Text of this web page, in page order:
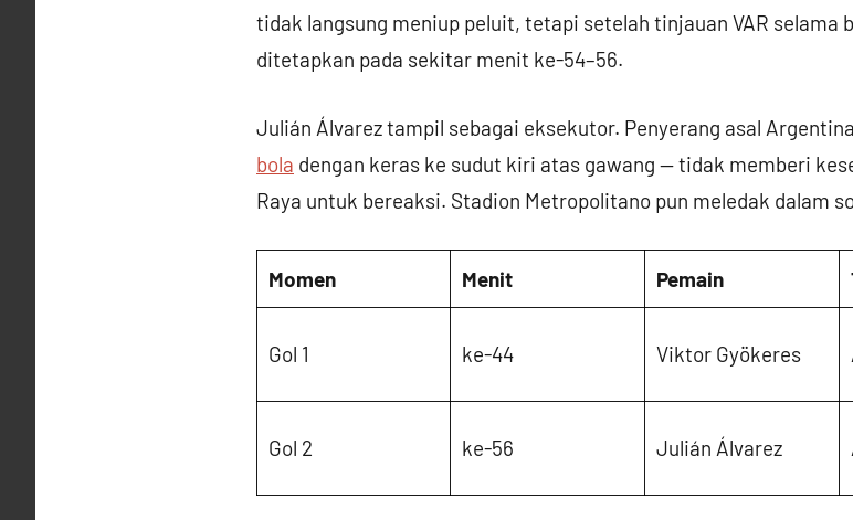
tidak langsung meniup peluit, tetapi setelah tinjauan VAR selama
ditetapkan pada sekitar menit ke-54–56.
Julián Álvarez tampil sebagai eksekutor. Penyerang asal
bola dengan keras ke sudut kiri atas gawang — tidak memberi
Raya untuk bereaksi. Stadion Metropolitano pun meledak dalam
Momen Menit Pemain
Gol 1 ke-44 Viktor Gyökeres
Gol 2 ke-56 Julián Álvarez